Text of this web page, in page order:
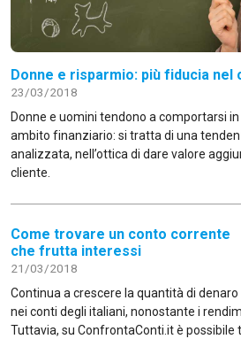
Donne e risparmio: più fiducia nel
23/03/2018
Donne e uomini tendono a comportarsi
ambito finanziario: si tratta di una
analizzata, nell’ottica di dare valore
cliente.
Come trovare un conto corrente
che frutta interessi
21/03/2018
Continua a crescere la quantità di denaro
nei conti degli italiani, nonostante i
Tuttavia, su ConfrontaConti.it è possibile